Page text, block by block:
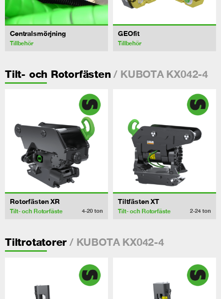
Centralsmörjning
Tillbehör
GEOfit
Tillbehör
Tilt- och Rotorfästen / KUBOTA KX042-4
Rotorfästen XR
Tilt- och Rotorfäste 4-20 ton
Tiltfästen XT
Tilt- och Rotorfäste 2-24 ton
Tiltrotatorer / KUBOTA KX042-4